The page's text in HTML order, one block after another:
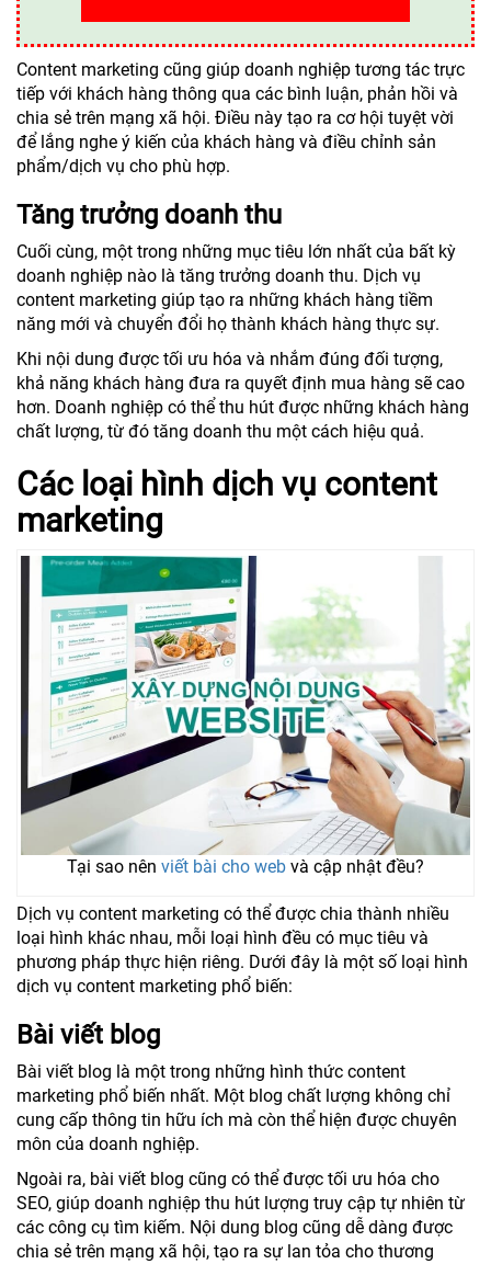
Content marketing cũng giúp doanh nghiệp tương tác trực
tiếp với khách hàng thông qua các bình luận, phản hồi và
chia sẻ trên mạng xã hội. Điều này tạo ra cơ hội tuyệt vời
để lắng nghe ý kiến của khách hàng và điều chỉnh sản
phẩm/dịch vụ cho phù hợp.
Tăng trưởng doanh thu
Cuối cùng, một trong những mục tiêu lớn nhất của bất kỳ
doanh nghiệp nào là tăng trưởng doanh thu. Dịch vụ
content marketing giúp tạo ra những khách hàng tiềm
năng mới và chuyển đổi họ thành khách hàng thực sự.
Khi nội dung được tối ưu hóa và nhắm đúng đối tượng,
khả năng khách hàng đưa ra quyết định mua hàng sẽ cao
hơn. Doanh nghiệp có thể thu hút được những khách hàng
chất lượng, từ đó tăng doanh thu một cách hiệu quả.
Các loại hình dịch vụ content
marketing
Tại sao nên viết bài cho web và cập nhật đều?
Dịch vụ content marketing có thể được chia thành nhiều
loại hình khác nhau, mỗi loại hình đều có mục tiêu và
phương pháp thực hiện riêng. Dưới đây là một số loại hình
dịch vụ content marketing phổ biến:
Bài viết blog
Bài viết blog là một trong những hình thức content
marketing phổ biến nhất. Một blog chất lượng không chỉ
cung cấp thông tin hữu ích mà còn thể hiện được chuyên
môn của doanh nghiệp.
Ngoài ra, bài viết blog cũng có thể được tối ưu hóa cho
SEO, giúp doanh nghiệp thu hút lượng truy cập tự nhiên từ
các công cụ tìm kiếm. Nội dung blog cũng dễ dàng được
chia sẻ trên mạng xã hội, tạo ra sự lan tỏa cho thương